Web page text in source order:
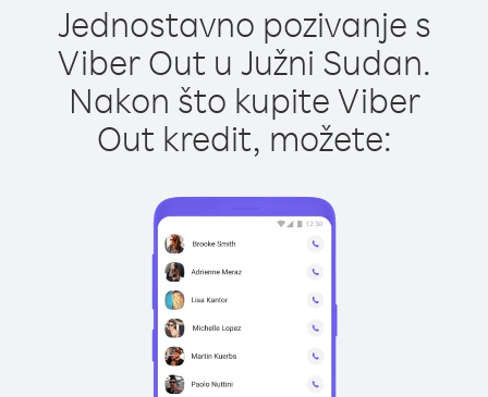
Jednostavno pozivanje s
Viber Out u Južni Sudan.
Nakon što kupite Viber
Out kredit, možete: